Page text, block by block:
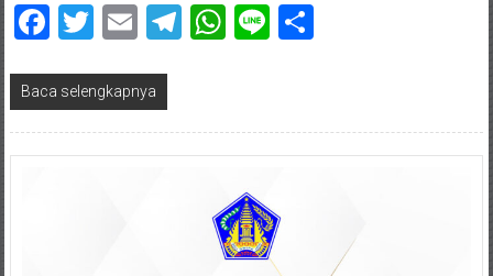
Facebook
Twitter
EmailTelegram
WhatsApp
LineShare
Baca selengkapnya